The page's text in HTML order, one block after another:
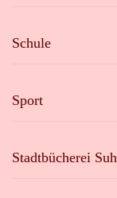
Schule
Sport
Stadtbücherei